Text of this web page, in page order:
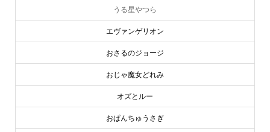
うる星やつら
エヴァンゲリオン
おさるのジョージ
おじゃ魔女どれみ
オズとルー
おぱんちゅうさぎ